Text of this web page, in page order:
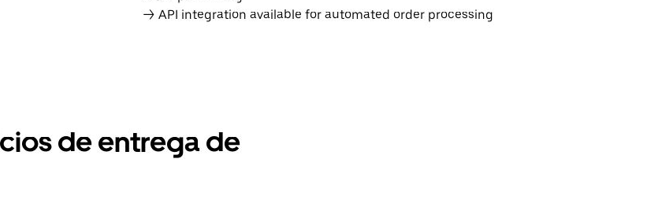
→ API integration available for automated order processing
de entrega de